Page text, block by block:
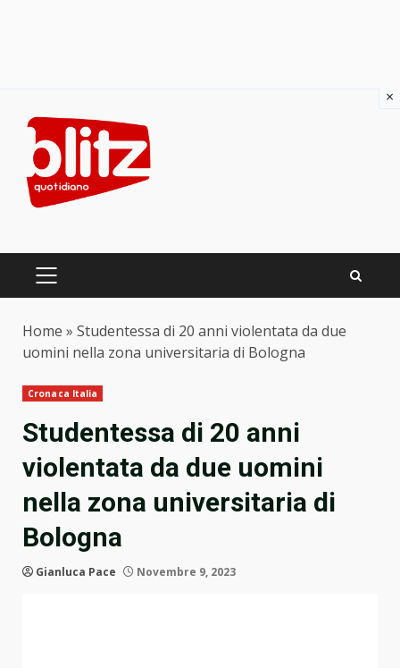
content
PRIMARY
Home » Studentessa di 20 anni violentata da due
uomini nella zona universitaria di Bologna
Cronaca Italia
Studentessa di 20 anni
violentata da due uomini
nella zona universitaria di
Bologna
Gianluca Pace Novembre 9, 2023
×